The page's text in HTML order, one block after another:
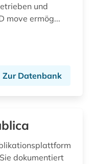
und
wird. Der FID move ermög...
Zur Datenbank
dokumentiert